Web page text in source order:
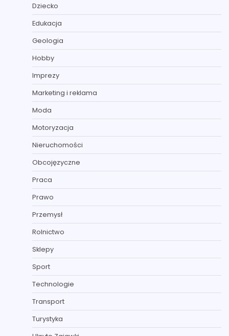
Dziecko
Edukacja
Geologia
Hobby
Imprezy
Marketing i reklama
Moda
Motoryzacja
Nieruchomości
Obcojęzyczne
Praca
Prawo
Przemysł
Rolnictwo
Sklepy
Sport
Technologie
Transport
Turystyka